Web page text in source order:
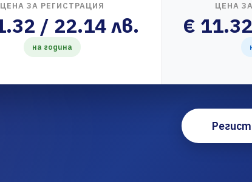
ЦЕНА ЗА РЕГИСТРАЦИЯ
/ 22.14 лв.
на година
ЦЕНА
€